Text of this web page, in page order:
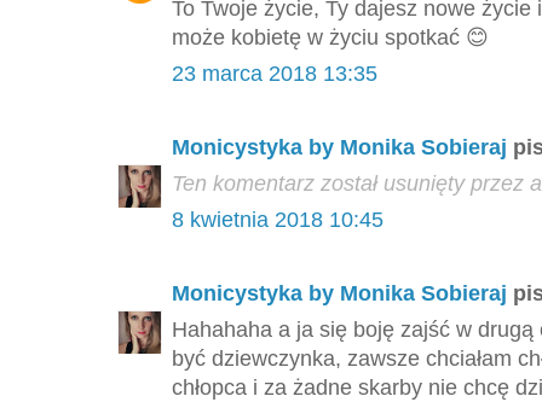
To Twoje życie, Ty dajesz nowe
może kobietę w życiu spotkać 😊
23 marca 2018 13:35
Monicystyka by Monika Sobieraj
Ten komentarz został usunięty przez
8 kwietnia 2018 10:45
Monicystyka by Monika Sobieraj
Hahahaha a ja się boję zajść w
być dziewczynka, zawsze chciałam
chłopca i za żadne skarby nie chcę